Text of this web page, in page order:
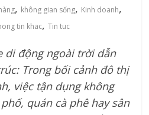
, không gian sống, Kinh doanh,
tin khac,Tin tuc
di động ngoài trời dẫn
Trong bối cảnh đô thị
việc tận dụng không
quán cà phê hay sân